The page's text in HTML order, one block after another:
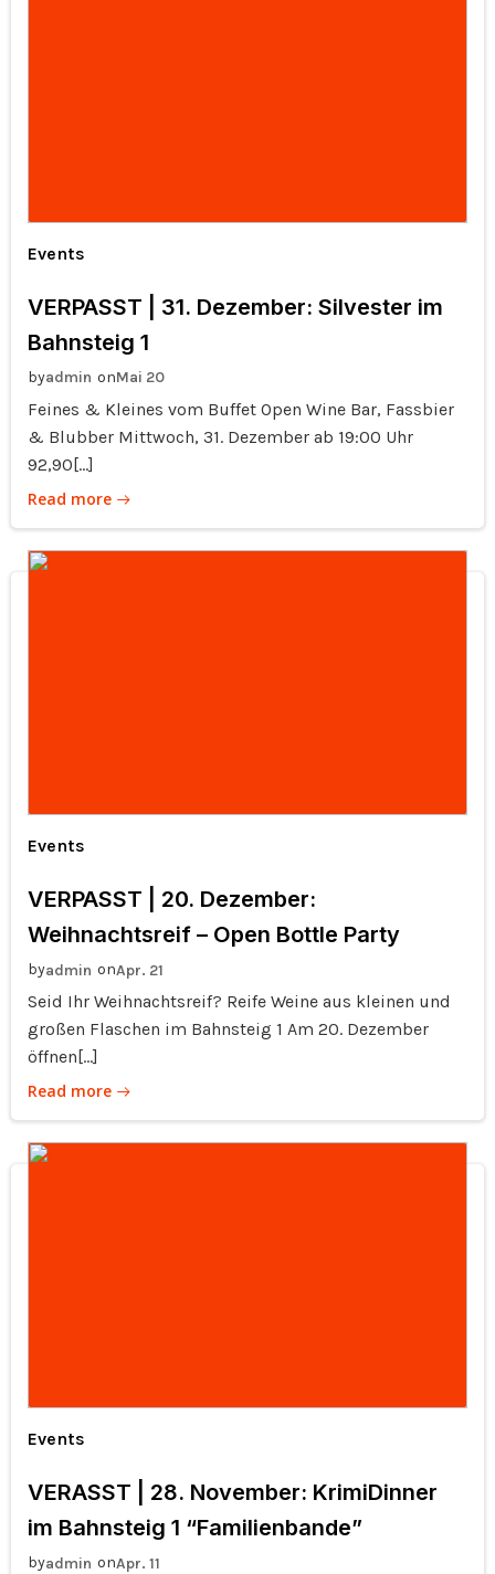
Events
VERPASST | 31. Dezember: Silvester im
Bahnsteig 1
byadmin onMai 20
Feines & Kleines vom Buffet Open Wine Bar, Fassbier
& Blubber Mittwoch, 31. Dezember ab 19:00 Uhr
92,90[…]
Read more
Events
VERPASST | 20. Dezember:
Weihnachtsreif – Open Bottle Party
byadmin onApr. 21
Seid Ihr Weihnachtsreif? Reife Weine aus kleinen und
großen Flaschen im Bahnsteig 1 Am 20. Dezember
öffnen[…]
Read more
Events
VERASST | 28. November: KrimiDinner
im Bahnsteig 1 “Familienbande”
byadmin onApr. 11